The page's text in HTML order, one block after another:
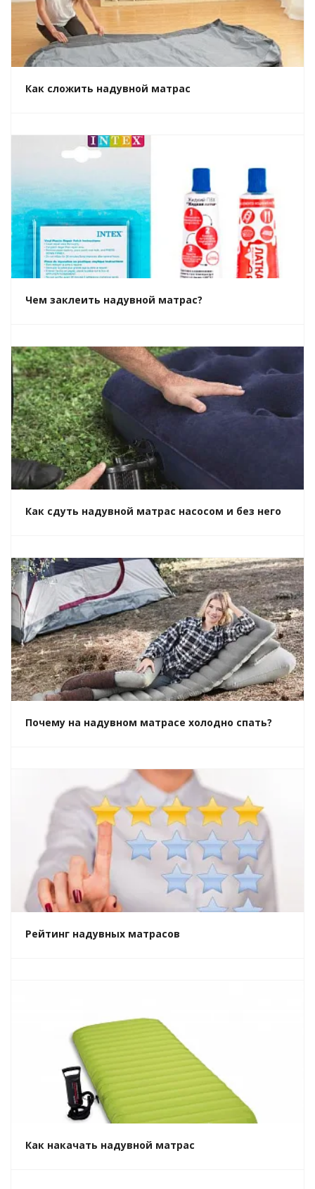
Как сложить надувной матрас
Чем заклеить надувной матрас?
Как сдуть надувной матрас насосом и без него
Почему на надувном матрасе холодно спать?
Рейтинг надувных матрасов
Как накачать надувной матрас